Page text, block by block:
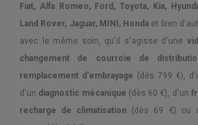
Entretien, recharge
Entretien, vidange
automatique
Fiat, Alfa Romeo, Ford, Toyota, Kia,
Land Rover, Jaguar, MINI, Honda et bien
avec le même soin, qu'il s'agisse d'une
changement de courroie de
remplacement d'embrayage (dès 799 €),
d'un diagnostic mécanique (dès 60 €), d'un
recharge de climatisation (dès 69 €) ou